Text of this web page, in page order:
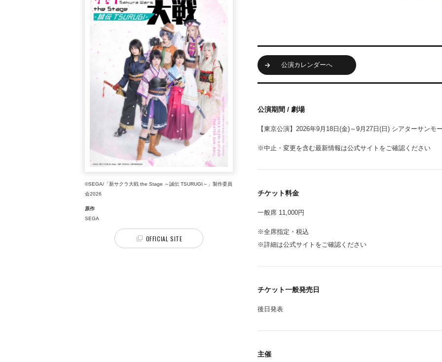
©SEGA/「新サクラ大戦 the Stage ～誠伝 TSURUGI～」製作委員
会2026
原作
SEGA
OFFICIAL SITE
公演カレンダーへ
公演期間 / 劇場
【東京公演】2026年9月18日(金)～9月27日(日) シアターサンモ
※中止・変更を含む最新情報は公式サイトをご確認ください
チケット料金
一般席 11,000円
※全席指定・税込
※詳細は公式サイトをご確認ください
チケット一般発売日
後日発表
主催